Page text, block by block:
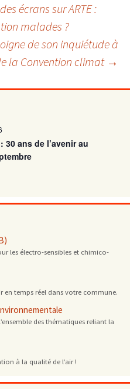
écrans sur ARTE :
malades ?
de son inquiétude à
la Convention climat →
30 ans de l’avenir au
les électro-sensibles et chimico-
en temps réel dans votre commune.
des thématiques reliant la
à la qualité de l’air !